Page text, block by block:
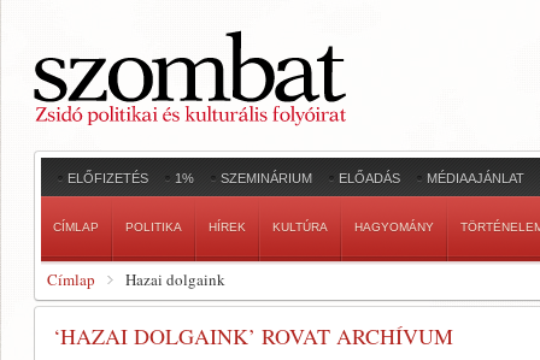
ELŐFIZETÉS 1% SZEMINÁRIUM ELŐADÁS MÉDIAAJÁNLAT
CÍMLAP POLITIKA HÍREK KULTÚRA HAGYOMÁNY
Címlap Hazai dolgaink
‘HAZAI DOLGAINK’ ROVAT ARCHÍVUM